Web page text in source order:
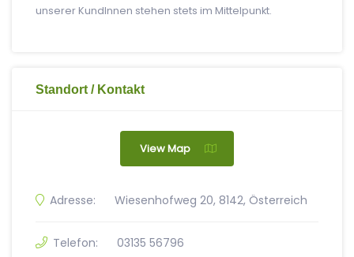
unserer KundInnen stehen stets im Mittelpunkt.
Standort / Kontakt
View Map
Adresse: Wiesenhofweg 20, 8142, Österreich
Telefon: 03135 56796